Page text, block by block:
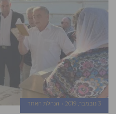
3 נובמבר, 2019 הנהלת האתר